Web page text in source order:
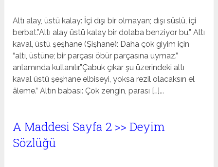
Altı alay, üstü kalay: İçi dışı bir olmayan; dışı süslü, içi
berbat.”Altı alay üstü kalay bir dolaba benziyor bu.” Altı
kaval, üstü şeşhane (Şişhane): Daha çok giyim için
“altı, üstüne; bir parçası öbür parçasına uymaz.”
anlamında kullanılır.”Çabuk çıkar şu üzerindeki altı
kaval üstü şeşhane elbiseyi, yoksa rezil olacaksın el
âleme.” Altın babası: Çok zengin, parası […]...
A Maddesi Sayfa 2 >> Deyim
Sözlüğü